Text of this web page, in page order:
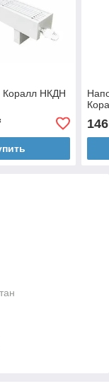
Коралл НКДН